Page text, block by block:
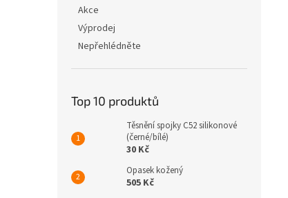
Akce
Výprodej
Nepřehlédněte
Top 10 produktů
Těsnění spojky C52 silikonové
(černé/bílé)
30 Kč
Opasek kožený
505 Kč